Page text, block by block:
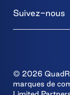
Suivez-nous
© 2026
marques de